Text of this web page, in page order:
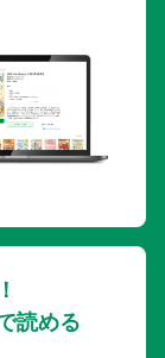
読める